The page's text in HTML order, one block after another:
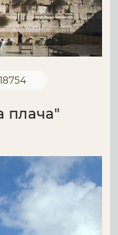
18754
плача"